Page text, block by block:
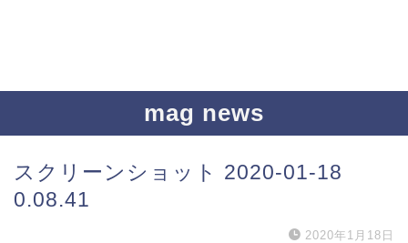
mag news
スクリーンショット 2020-01-18
0.08.41
2020年1月18日